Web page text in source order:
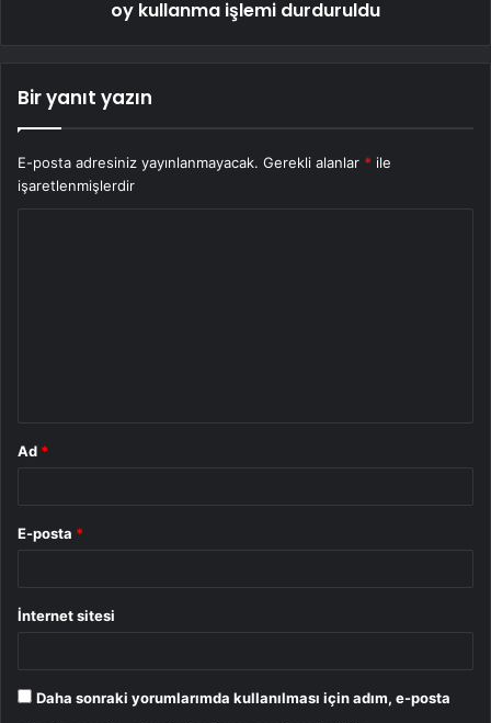
oy kullanma işlemi durduruldu
Bir yanıt yazın
E-posta adresiniz yayınlanmayacak. Gerekli alanlar * ile
işaretlenmişlerdir
Ad *
E-posta *
İnternet sitesi
Daha sonraki yorumlarımda kullanılması için adım, e-posta